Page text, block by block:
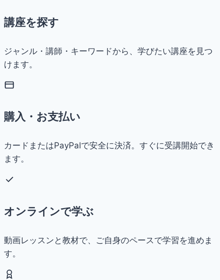
講座を探す
ジャンル・講師・キーワードから、学びたい講座を見つ
けます。
購入・お支払い
カードまたはPayPalで安全に決済。すぐに受講開始でき
ます。
オンラインで学ぶ
動画レッスンと教材で、ご自身のペースで学習を進めま
す。